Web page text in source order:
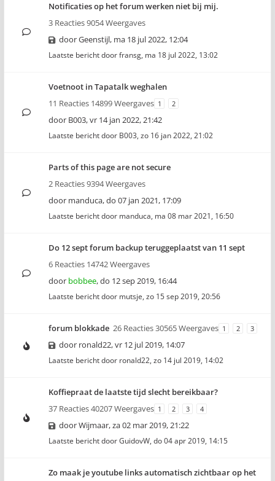
Notificaties op het forum werken niet bij mij.
3 Reacties 9054 Weergaves
doorGeenstijl, ma 18 jul 2022, 12:04
Laatste bericht doorfransg, ma 18 jul 2022, 13:02
Voetnoot in Tapatalk weghalen
11 Reacties 14899 Weergaves 1 2
door B003,vr 14 jan 2022, 21:42
Laatste bericht door B003, zo 16 jan 2022, 21:02
Parts of this page are not secure
2 Reacties 9394 Weergaves
door manduca,do 07 jan 2021, 17:09
Laatste bericht door manduca, ma 08 mar 2021, 16:50
Do 12 sept forum backup teruggeplaatst van 11 sept
6 Reacties 14742 Weergaves
door bobbee,do 12 sep 2019, 16:44
Laatste bericht door mutsje, zo 15 sep 2019, 20:56
forum blokkade 26 Reacties 30565 Weergaves 1 2 3
door ronald22,vr 12 jul 2019, 14:07
Laatste bericht door ronald22, zo 14 jul 2019, 14:02
Koffiepraat de laatste tijd slecht bereikbaar?
37 Reacties 40207 Weergaves 1 2 3 4
doorWijmaar,za 02 mar 2019, 21:22
Laatste bericht doorGuidovW, do 04 apr 2019, 14:15
Zo maak je youtube links automatisch zichtbaar op het